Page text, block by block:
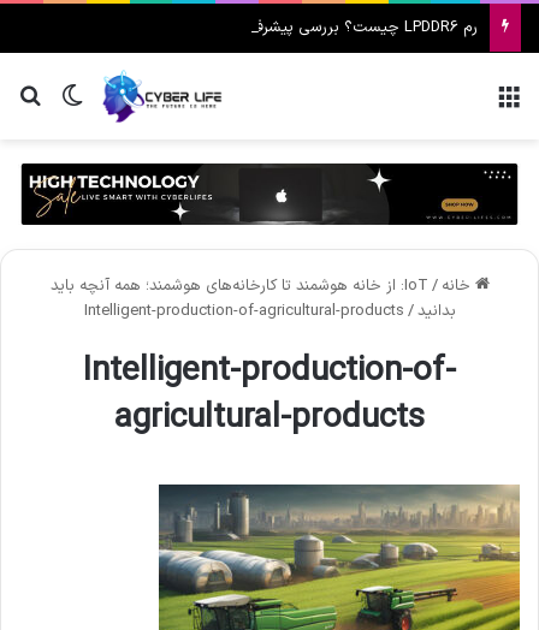
تغییر
خانه /
IoT: از خانه هوشمند تا کارخانه‌های هوشمند؛ همه آنچه باید
بدانید/
Intelligent-production-of-agricultural-products
Intelligent-production-of-
agricultural-products